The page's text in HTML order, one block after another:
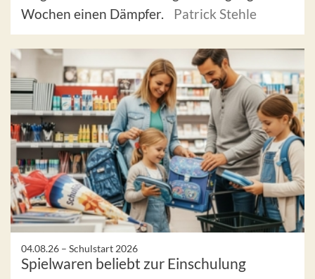
Wochen einen Dämpfer.
Patrick Stehle
04.08.26 – Schulstart 2026
Spielwaren beliebt zur Einschulung